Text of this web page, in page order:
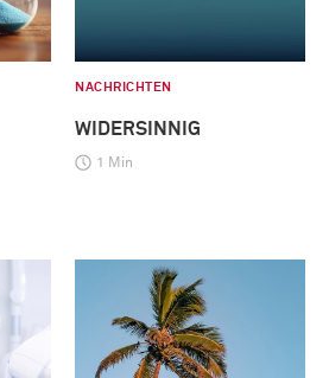
NACHRICHTEN
WIDERSINNIG
1 Min